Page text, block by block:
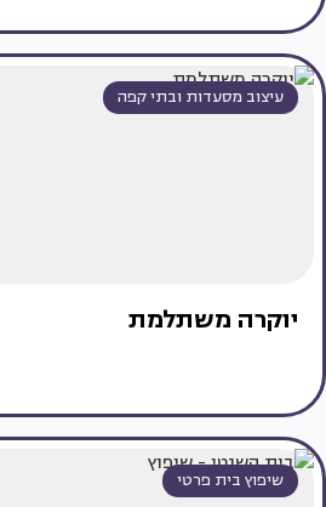
עיצוב מסעדות ובתי קפה
יוקרה משתלמת
שיפוץ בית פרטי